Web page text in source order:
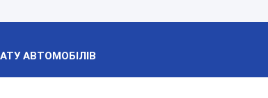
АВТОМОБІЛІВ